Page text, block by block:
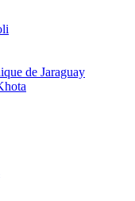
de Jaraguay